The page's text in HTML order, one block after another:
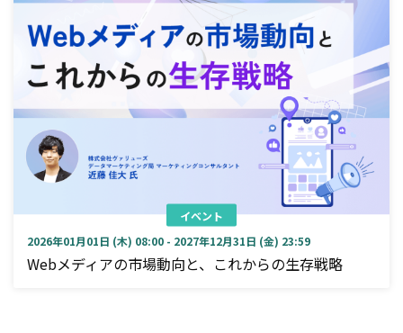
イベント
2026年01月01日 (木) 08:00 - 2027年12月31日 (金) 23:59
Webメディアの市場動向と、これからの生存戦略